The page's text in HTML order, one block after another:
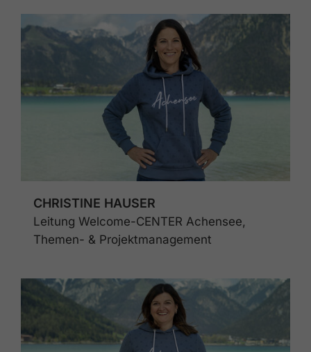
CHRISTINE HAUSER
Leitung Welcome-CENTER Achensee,
Themen- & Projektmanagement